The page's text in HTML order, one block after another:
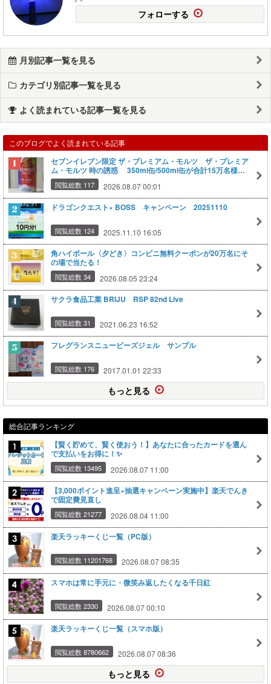
フォローする
月別記事一覧を見る
カテゴリ別記事一覧を見る
よく読まれている記事一覧を見る
このブログでよく読まれている記事
セブンイレブン限定 ザ・プレミアム・モルツ ザ・プレミア
ム・モルツ 時の誘惑 350ml缶/500ml缶が合計15万名様に
当たるキャンペーン
閲覧総数 117 2026.08.07 00:01
ドラゴンクエスト× BOSS キャンペーン 20251110
閲覧総数 124 2025.11.10 16:05
角ハイボール〈夕どき〉コンビニ無料クーポンが20万名にそ
の場で当たる！
閲覧総数 34 2026.08.05 23:24
サクラ食品工業 BRIJU RSP 82nd Live
閲覧総数 31 2021.06.23 16:52
フレグランスニュービーズジェル サンプル
閲覧総数 176 2017.01.01 22:33
もっと見る
総合記事ランキング
【賢く貯めて、賢く使おう！】あなたに合ったカードを選ん
で支払いをお得に！✨
閲覧総数 13495 2026.08.07 11:00
【3,000ポイント進呈×抽選キャンペーン実施中】楽天でんき
で固定費見直し
閲覧総数 21277 2026.08.04 11:00
楽天ラッキーくじ一覧（PC版）
閲覧総数 11201768 2026.08.07 08:35
スマホは常に手元に・微笑み返したくなる千日紅
閲覧総数 2330 2026.08.07 00:10
楽天ラッキーくじ一覧（スマホ版）
閲覧総数 8780662 2026.08.07 08:36
もっと見る